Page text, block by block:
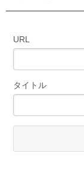
URL
タイトル